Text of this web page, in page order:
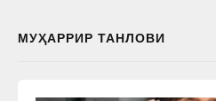
МУҲАРРИР ТАНЛОВИ